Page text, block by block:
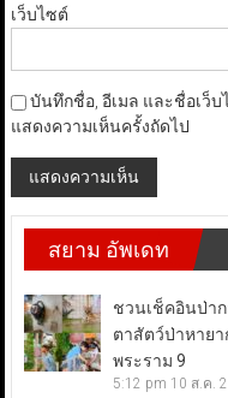
เว็บไซต์
บันทึกชื่อ, อีเมล และชื่อเว็
แสดงความเห็นครั้งถัดไป
สยาม อัพเดท
ชวนเช็คอินป่าก
ตาสัตว์ป่าหาย
พระราม 9
5:12 pm 10 ส.ค.